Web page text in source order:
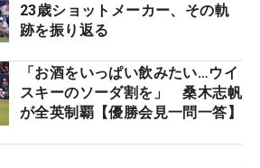
23歳ショットメーカー、その軌
跡を振り返る
「お酒をいっぱい飲みたい…ウイ
スキーのソーダ割を」 桑木志帆
が全英制覇【優勝会見一問一答】